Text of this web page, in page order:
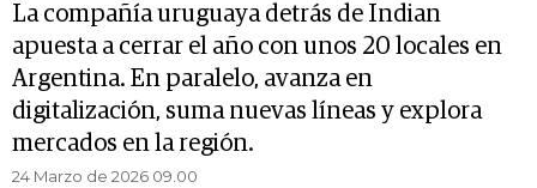
La compañía uruguaya detrás de Indian
apuesta a cerrar el año con unos 20 locales en
Argentina. En paralelo, avanza en
digitalización, suma nuevas líneas y explora
mercados en la región.
24 Marzo de 2026 09.00